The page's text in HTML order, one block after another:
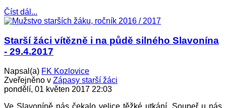
Číst dál...
Starší žáci vítězně i na půdě silného Slavonína
- 29.4.2017
Napsal(a) FK Kozlovice
Zveřejněno v Zápasy starší žáci
pondělí, 01 květen 2017 22:03
Ve Slavoníně nás čekalo velice těžké utkání. Soupeř u nás